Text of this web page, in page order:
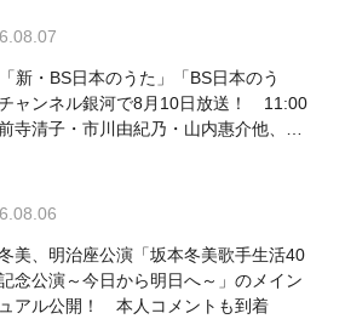
新・BS日本のうた」「BS日本のう
ャンネル銀河で8月10日放送！ 11:00
寺清子・市川由紀乃・山内惠介他、
美、明治座公演「坂本冬美歌手生活40
念公演～今日から明日へ～」のメイン
アル公開！ 本人コメントも到着